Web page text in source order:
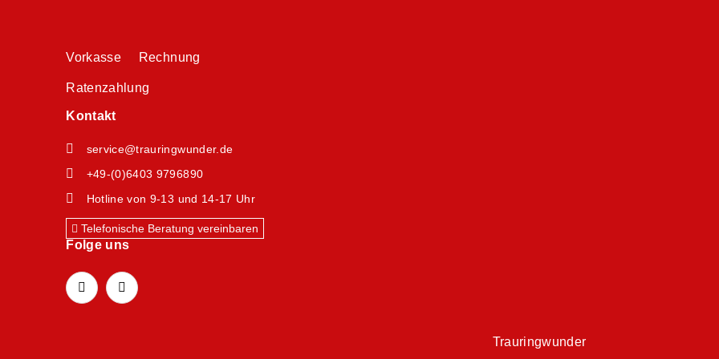
Vorkasse Rechnung
Ratenzahlung
Kontakt
service@trauringwunder.de
+49-(0)6403 9796890
Hotline von 9-13 und 14-17 Uhr
Telefonische Beratung vereinbaren
Folge uns
Trauringwunder